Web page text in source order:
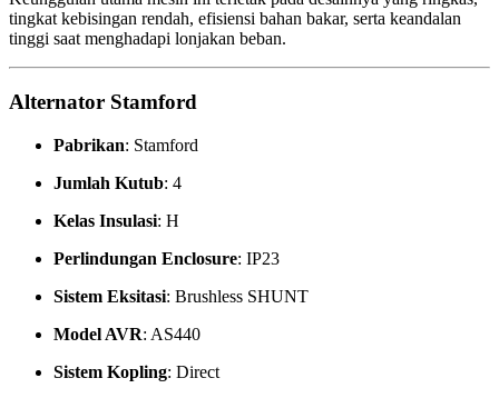
tingkat kebisingan rendah, efisiensi bahan bakar, serta keandalan
tinggi saat menghadapi lonjakan beban.
Alternator Stamford
Pabrikan: Stamford
Jumlah Kutub: 4
Kelas Insulasi: H
Perlindungan Enclosure: IP23
Sistem Eksitasi: Brushless SHUNT
Model AVR: AS440
Sistem Kopling: Direct